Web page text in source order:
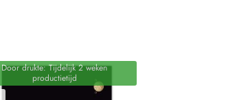
Door drukte: Tijdelijk 2 weken
productietijd